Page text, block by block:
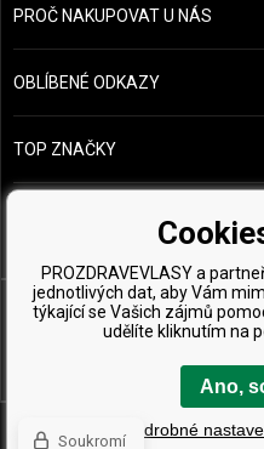
PROČ NAKUPOVAT U NÁSOchrana
Přehled
OBLÍBENÉ ODKAZY
Náš příběh
TOP ZNAČKY
Paul
Wella
Copyright © 2026
PROZDRAVEVLASY a
jednotlivých dat, aby Vám
týkající se Vašich zájmů
udělíte kliknutím na
Ano,
Podrobné
Soukromí